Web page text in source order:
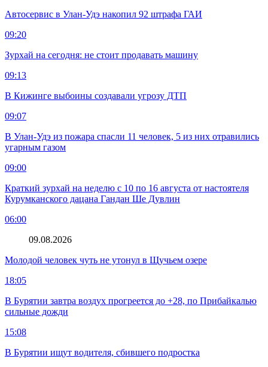
Автосервис в Улан-Удэ накопил 92 штрафа ГАИ
09:20
Зурхай на сегодня: не стоит продавать машину
09:13
В Кижинге выбоины создавали угрозу ДТП
09:07
В Улан-Удэ из пожара спасли 11 человек, 5 из них отравились
угарным газом
09:00
Краткий зурхай на неделю с 10 по 16 августа от настоятеля
Курумканского дацана Гандан Ше Дувлин
06:00
09.08.2026
Молодой человек чуть не утонул в Щучьем озере
18:05
В Бурятии завтра воздух прогреется до +28, по Прибайкалью
сильные дожди
15:08
В Бурятии ищут водителя, сбившего подростка